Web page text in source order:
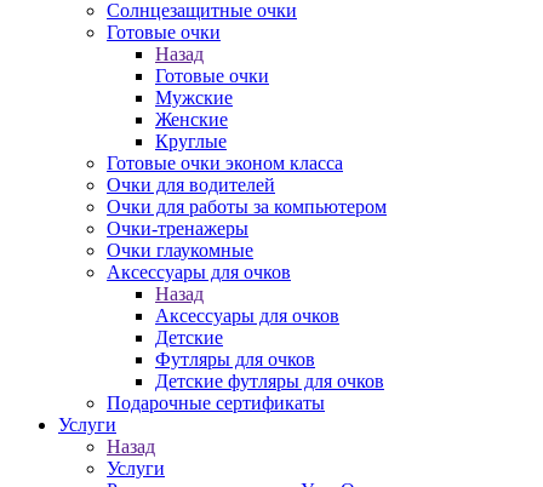
Солнцезащитные очки
Готовые очки
Назад
Готовые очки
Мужские
Женские
Круглые
Готовые очки эконом класса
Очки для водителей
Очки для работы за компьютером
Очки-тренажеры
Очки глаукомные
Аксессуары для очков
Назад
Аксессуары для очков
Детские
Футляры для очков
Детские футляры для очков
Подарочные сертификаты
Услуги
Назад
Услуги